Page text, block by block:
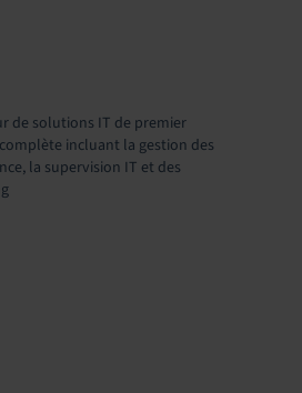
de solutions IT de premier
incluant la gestion des
la supervision IT et des